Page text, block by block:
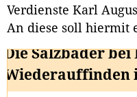
Verdienste Karl
An diese soll hiermit
Die Salzbäder